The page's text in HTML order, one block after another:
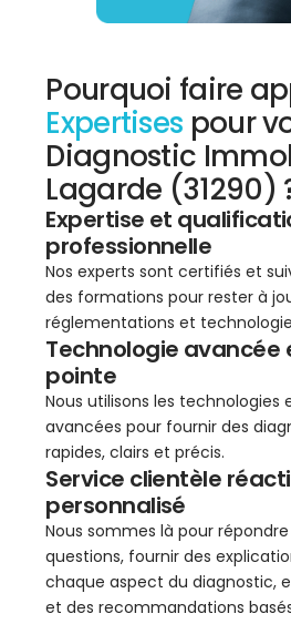
Pourquoi faire
Expertises pour
Diagnostic
Lagarde (31290)
Expertise et
professionnelle
Nos experts sont certifiés et
des formations pour rester à
réglementations et
Technologie avancée
pointe
Nous utilisons les technologies
avancées pour fournir des
rapides, clairs et précis.
Service clientèle
personnalisé
Nous sommes là pour
questions, fournir des
chaque aspect du diagnostic,
et des recommandations